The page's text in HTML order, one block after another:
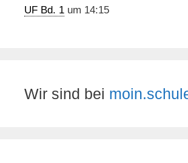
UF Bd. 1 um 14:15
Wir sind bei